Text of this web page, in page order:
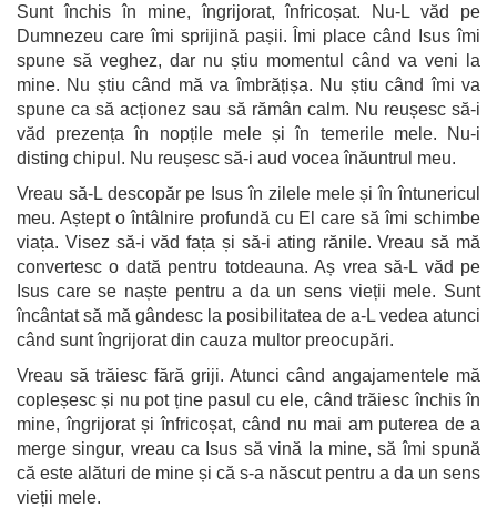
Sunt închis în mine, îngrijorat, înfricoșat. Nu-L văd pe
Dumnezeu care îmi sprijină pașii. Îmi place când Isus îmi
spune să veghez, dar nu știu momentul când va veni la
mine. Nu știu când mă va îmbrățișa. Nu știu când îmi va
spune ca să acționez sau să rămân calm. Nu reușesc să-i
văd prezența în nopțile mele și în temerile mele. Nu-i
disting chipul. Nu reușesc să-i aud vocea înăuntrul meu.
Vreau să-L descopăr pe Isus în zilele mele și în întunericul
meu. Aștept o întâlnire profundă cu El care să îmi schimbe
viața. Visez să-i văd fața și să-i ating rănile. Vreau să mă
convertesc o dată pentru totdeauna. Aș vrea să-L văd pe
Isus care se naște pentru a da un sens vieții mele. Sunt
încântat să mă gândesc la posibilitatea de a-L vedea atunci
când sunt îngrijorat din cauza multor preocupări.
Vreau să trăiesc fără griji. Atunci când angajamentele mă
copleșesc și nu pot ține pasul cu ele, când trăiesc închis în
mine, îngrijorat și înfricoșat, când nu mai am puterea de a
merge singur, vreau ca Isus să vină la mine, să îmi spună
că este alături de mine și că s-a născut pentru a da un sens
vieții mele.